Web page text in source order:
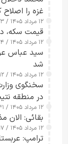
غزه را اصلاح
۱۲ مرداد ۱۴۰۵ / ۱۵:۲۳
قیمت سکه، دلار و طلا
۱۲ مرداد ۱۴۰۵ / ۱۵:۰۴
سید عباس
شد
۱۲ مرداد ۱۴۰۵ / ۱۲:۱۲
سخنگوی
در منطقه
۱۲ مرداد ۱۴۰۵ / ۱۱:۴۱
بقائی: الان
۱۲ مرداد ۱۴۰۵ / ۰۸:۱۷
ترامپ: